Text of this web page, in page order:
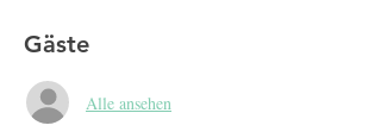
Gäste
Alle ansehen